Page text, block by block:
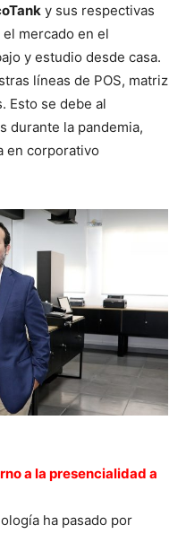
y sus respectivas
mercado en el
y estudio desde casa.
líneas de POS, matriz
Esto se debe al
durante la pandemia,
en corporativo
a la presencialidad a
ha pasado por